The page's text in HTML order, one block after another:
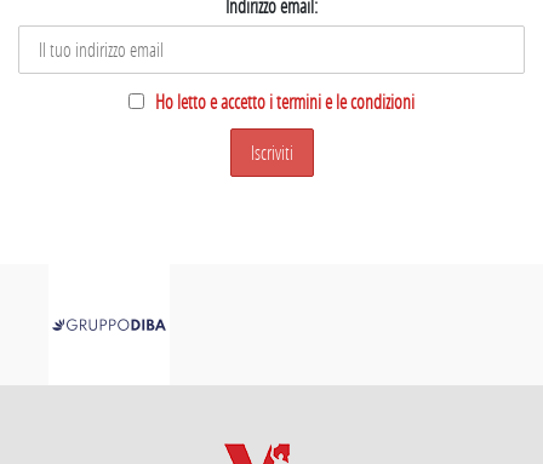
Ho letto e accetto i termini e le condizioni